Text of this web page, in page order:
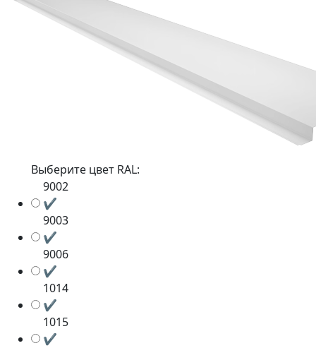
Выберите цвет RAL:
9002
✔
9003
✔
9006
✔
1014
✔
1015
✔